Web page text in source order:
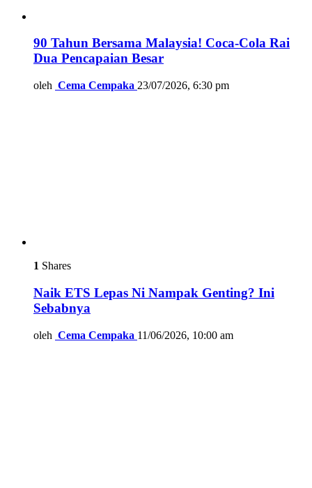
90 Tahun Bersama Malaysia! Coca-Cola Rai
Dua Pencapaian Besar
oleh Cema Cempaka 23/07/2026, 6:30 pm
1 Shares
Naik ETS Lepas Ni Nampak Genting? Ini
Sebabnya
oleh Cema Cempaka 11/06/2026, 10:00 am